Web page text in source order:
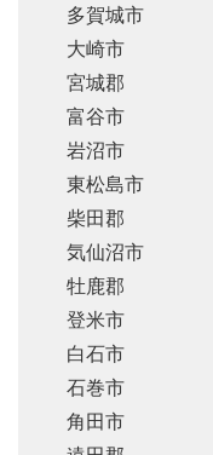
多賀城市
大崎市
宮城郡
富谷市
岩沼市
東松島市
柴田郡
気仙沼市
牡鹿郡
登米市
白石市
石巻市
角田市